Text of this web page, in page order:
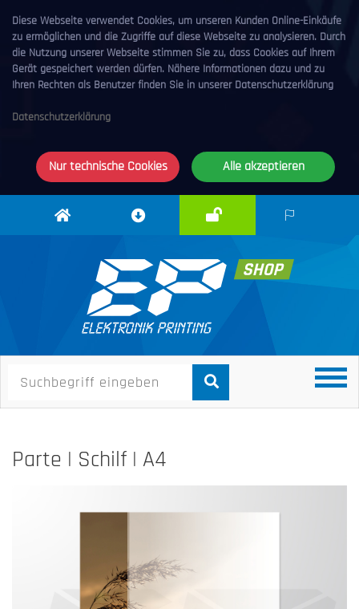
Diese Webseite verwendet Cookies, um unseren Kunden Online-Einkäufe
zu ermöglichen und die Zugriffe auf diese Webseite zu analysieren. Durch
die Nutzung unserer Webseite stimmen Sie zu, dass Cookies auf Ihrem
Gerät gespeichert werden dürfen. Nähere Informationen dazu und zu
Ihren Rechten als Benutzer finden Sie in unserer Datenschutzerklärung
Datenschutzerklärung
Nur technische Cookies Alle akzeptieren
Elektronik
Downloadcenter
Parte | Schilf | A4